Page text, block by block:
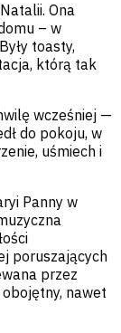
Ona
– w
toasty,
którą tak
wcześniej —
do pokoju, w
uśmiech i
Panny w
poruszających
przez
nawet